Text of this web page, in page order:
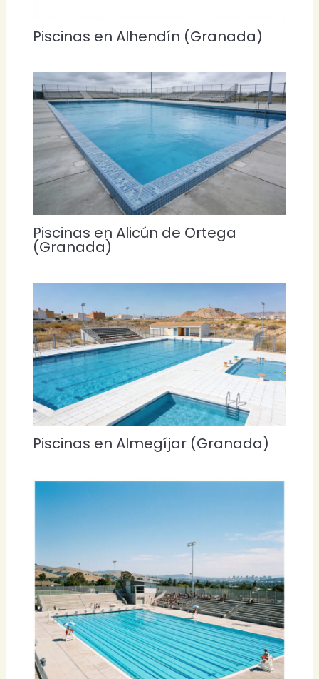
Piscinas en Alhendín (Granada)
Piscinas en Alicún de Ortega
(Granada)
Piscinas en Almegíjar (Granada)